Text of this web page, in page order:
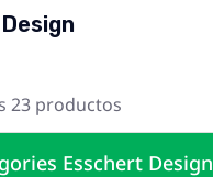
23 productos
Esschert Design